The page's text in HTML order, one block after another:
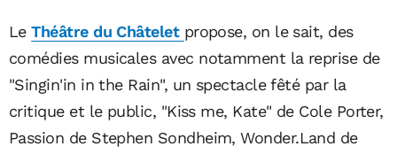
LeThéâtre du Châtelet propose, on le sait, des
comédies musicales avec notamment la reprise de
"Singin'in in the Rain", un spectacle fêté par la
critique et le public, "Kiss me, Kate" de Cole Porter,
Passion de Stephen Sondheim, Wonder.Land de